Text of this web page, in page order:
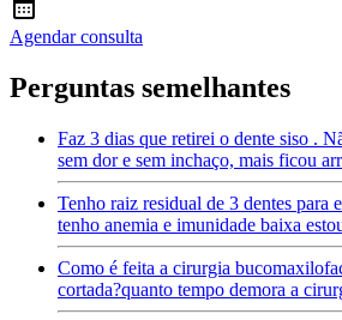
Agendar consulta
Perguntas semelhantes
Faz 3 dias que retirei o dente siso .
sem dor e sem inchaço, mais ficou arr
Tenho raiz residual de 3 dentes para
tenho anemia e imunidade baixa
Como é feita a cirurgia
cortada?quanto tempo demora a